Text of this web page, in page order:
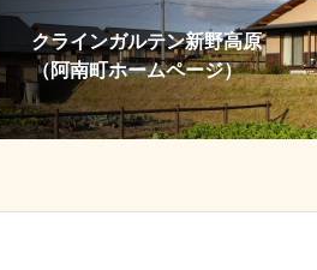
クラインガルテン新野高原
（阿南町ホームページ）